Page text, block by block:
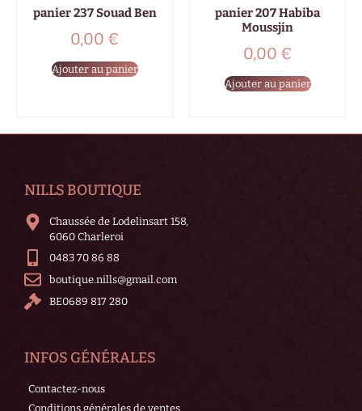
panier 237 Souad Ben
0,00 €
Ajouter au panier
panier 207 Habiba
Moussjin
0,00 €
Ajouter au panier
NILLS BOUTIQUE
Chaussée de Lodelinsart 158,
6060 Charleroi
0483 70 86 88
boutique.nills@gmail.com
BE0689 817 280
INFOS GÉNÉRALES
Contactez-nous
Conditions générales de ventes